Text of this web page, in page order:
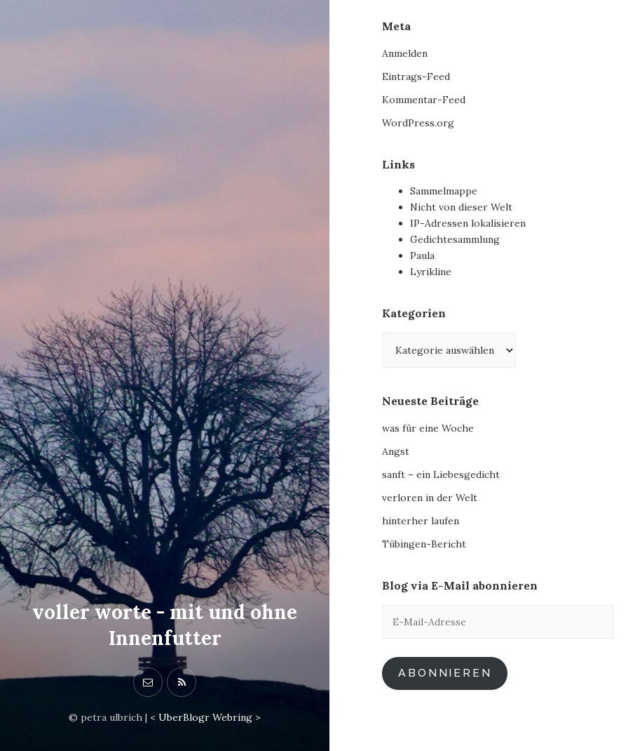
voller worte - mit und ohne
Innenfutter
© petra ulbrich | < UberBlogr Webring >
Meta
Anmelden
Eintrags-Feed
Kommentar-Feed
WordPress.org
Links
Sammelmappe
Nicht von dieser Welt
IP-Adressen lokalisieren
Gedichtesammlung
Paula
Lyrikline
Kategorien
Neueste Beiträge
was für eine Woche
Angst
sanft – ein Liebesgedicht
verloren in der Welt
hinterher laufen
Tübingen-Bericht
Blog via E-Mail abonnieren
Mail-
ABONNIEREN